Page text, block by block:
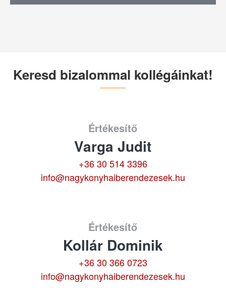
Keresd bizalommal kollégáinkat!
Értékesítő
Varga Judit
+36 30 514 3396
info@nagykonyhaiberendezesek.hu
Értékesítő
Kollár Dominik
+36 30 366 0723
info@nagykonyhaiberendezesek.hu